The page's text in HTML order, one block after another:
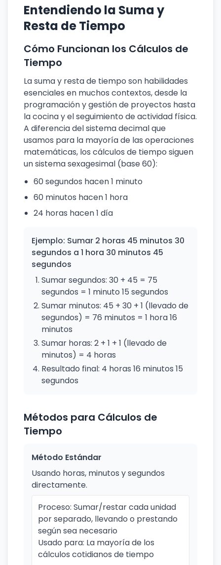
Entendiendo la Suma y
Resta de Tiempo
Cómo Funcionan los Cálculos de
Tiempo
La suma y resta de tiempo son habilidades
esenciales en muchos contextos, desde la
programación y gestión de proyectos hasta
la cocina y el seguimiento de actividad física.
A diferencia del sistema decimal que
usamos para la mayoría de las operaciones
matemáticas, los cálculos de tiempo siguen
un sistema sexagesimal (base 60):
60 segundos hacen 1 minuto
60 minutos hacen 1 hora
24 horas hacen 1 día
Ejemplo: Sumar 2 horas 45 minutos 30
segundos a 1 hora 30 minutos 45
segundos
Sumar segundos: 30 + 45 = 75
segundos = 1 minuto 15 segundos
Sumar minutos: 45 + 30 + 1 (llevado de
segundos) = 76 minutos = 1 hora 16
minutos
Sumar horas: 2 + 1 + 1 (llevado de
minutos) = 4 horas
Resultado final: 4 horas 16 minutos 15
segundos
Métodos para Cálculos de
Tiempo
Método Estándar
Usando horas, minutos y segundos
directamente.
Proceso: Sumar/restar cada unidad
por separado, llevando o prestando
según sea necesario
Usado para: La mayoría de los
cálculos cotidianos de tiempo